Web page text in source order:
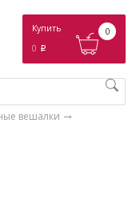
Купить
0 p
0
вешалки